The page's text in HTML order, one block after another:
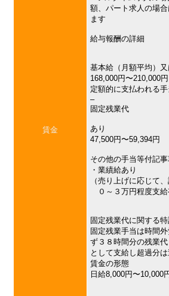
賃金
額、パート求人の場
ます
給与報酬の詳細
基本給（月額平均）
168,000円〜210,000円
定額的に支払われる手
–
固定残業代
あり
47,500円〜59,394円
その他の手当等付記
・業績給あり
（売り上げに応じて
０～３万円程度支給
固定残業代に関する
固定残業手当は時間
ず３８時間分の残業代
として支給し超過分
賃金の形態
日給8,000円〜10,000